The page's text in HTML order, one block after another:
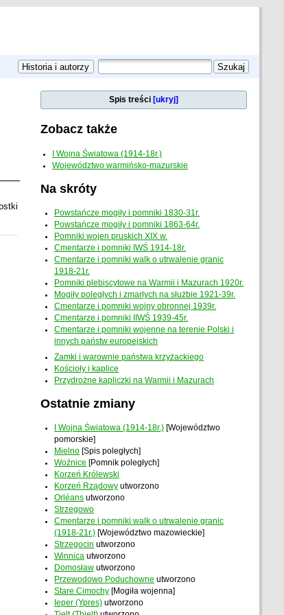
Spis treści [ukryj]
Zobacz także
I Wojna Światowa (1914-18r.)
Województwo warmińsko-mazurskie
Na skróty
Powstańcze mogiły i pomniki 1830-31r.
Powstańcze mogiły i pomniki 1863-64r.
Pomniki wojen pruskich XIX w.
Cmentarze i pomniki IWŚ 1914-18r.
Cmentarze i pomniki walk o utrwalenie granic
1918-21r.
Pomniki plebiscytowe na Warmii i Mazurach 1920r.
Mogiły poległych i zmarłych na służbie 1921-39r.
Cmentarze i pomniki wojny obronnej 1939r.
Cmentarze i pomniki IIWŚ 1939-45r.
Cmentarze i pomniki wojenne na terenie Polski i
innych państw europejskich
Zamki i warownie państwa krzyżackiego
Kościoły i kaplice
Przydrożne kapliczki na Warmii i Mazurach
Ostatnie zmiany
I Wojna Światowa (1914-18r.) [Województwo
pomorskie]
Mielno [Spis poległych]
Woźnice [Pomnik poległych]
Korzeń Królewski
Korzeń Rządowy utworzono
Orléans utworzono
Strzegowo
Cmentarze i pomniki walk o utrwalenie granic
(1918-21r.) [Województwo mazowieckie]
Strzegocin utworzono
Winnica utworzono
Domosław utworzono
Przewodowo Poduchowne utworzono
Stare Cimochy [Mogiła wojenna]
Ieper (Ypres) utworzono